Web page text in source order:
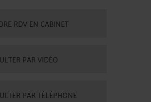
RDV EN CABINET
PAR VIDÉO
PAR TÉLÉPHONE